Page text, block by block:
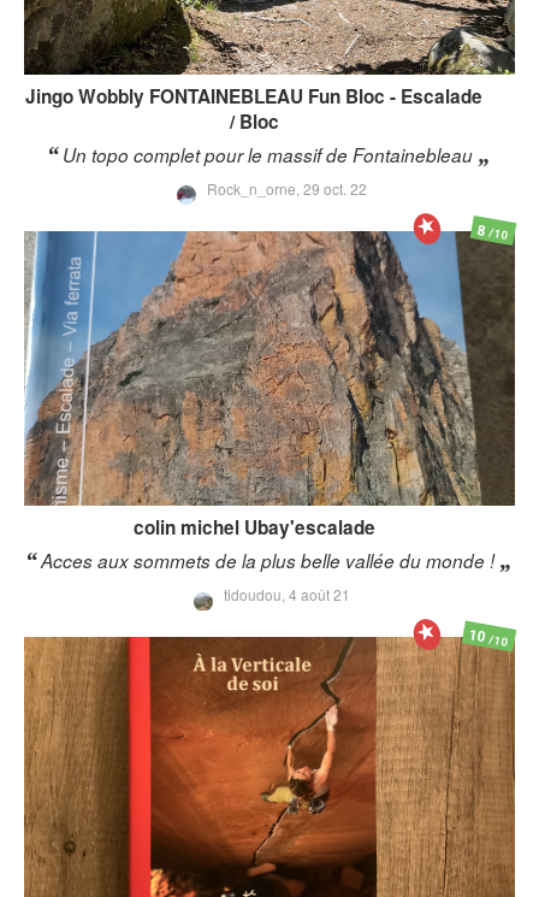
Jingo Wobbly FONTAINEBLEAU Fun Bloc - Escalade
/ Bloc
Un topo complet pour le massif de Fontainebleau
Rock_n_orne, 29 oct. 22
colin michel Ubay'escalade
Acces aux sommets de la plus belle vallée du monde !
tidoudou, 4 août 21
8/10
10/10